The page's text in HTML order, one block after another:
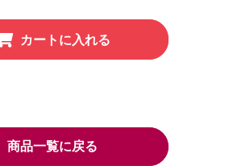
カートに入れる
商品一覧に戻る